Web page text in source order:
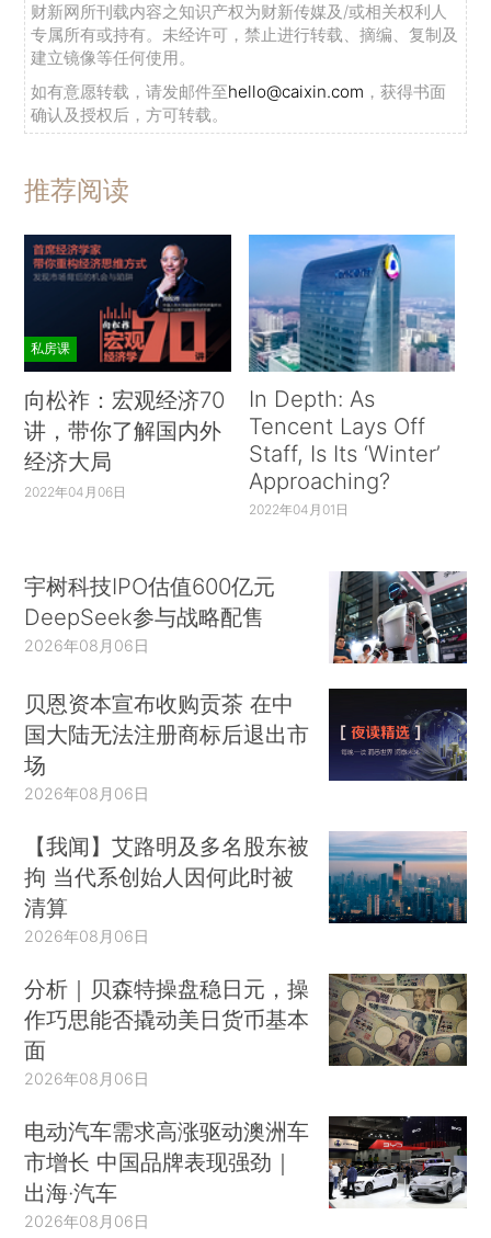
财新网所刊载内容之知识产权为财新传媒及/或相关权利人
专属所有或持有。未经许可，禁止进行转载、摘编、复制及
建立镜像等任何使用。
如有意愿转载，请发邮件至hello@caixin.com ，获得书面
确认及授权后，方可转载。
推荐阅读
私房课
向松祚：宏观经济70
讲，带你了解国内外
经济大局
2022年04月06日
In Depth: As
Tencent Lays Off
Staff, Is Its ‘Winter’
Approaching?
2022年04月01日
宇树科技IPO估值600亿元
DeepSeek参与战略配售
2026年08月06日
贝恩资本宣布收购贡茶 在中
国大陆无法注册商标后退出市
场
2026年08月06日
【我闻】艾路明及多名股东被
拘 当代系创始人因何此时被
清算
2026年08月06日
分析｜贝森特操盘稳日元，操
作巧思能否撬动美日货币基本
面
2026年08月06日
电动汽车需求高涨驱动澳洲车
市增长 中国品牌表现强劲｜
出海·汽车
2026年08月06日